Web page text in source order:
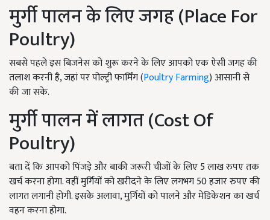
मुर्गी पालन के लिए जगह (Place For
Poultry)
सबसे पहले इस बिजनेस को शुरू करने के लिए आपको एक ऐसी जगह की
तलाश करनी है, जहां पर पोल्ट्री फार्मिंग (Poultry Farming) आसानी से
की जा सके.
मुर्गी पालन में लागत (Cost Of
Poultry)
बता दें कि आपको पिंजड़े और बाकी जरूरी चीजों के लिए 5 लाख रुपए तक
खर्च करना होगा. वहीं मुर्गियों को खरीदने के लिए लगभग 50 हजार रुपए की
लागत लगानी होगी. इसके अलावा, मुर्गियों को पालने और मेडिकेशन का खर्च
वहन करना होगा.